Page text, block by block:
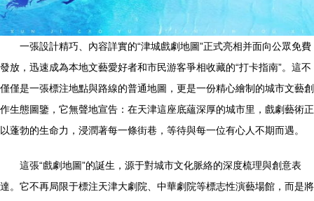
一張設計精巧、內容詳實的“津城戲劇地圖”正式亮相并面向公眾免費
發放，迅速成為本地文藝愛好者和市民游客爭相收藏的“打卡指南”。這不
僅僅是一張標注地點與路線的普通地圖，更是一份精心繪制的城市文藝創
作生態圖鑒，它無聲地宣告：在天津這座底蘊深厚的城市里，戲劇藝術正
以蓬勃的生命力，浸潤著每一條街巷，等待與每一位有心人不期而遇。
這張“戲劇地圖”的誕生，源于對城市文化脈絡的深度梳理與創意表
達。它不再局限于標注天津大劇院、中華劇院等標志性演藝場館，而是將